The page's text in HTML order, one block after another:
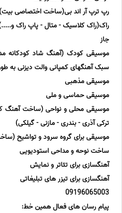
رپ ترپ آر اند بی(ساخت اختصاصی بیت)
راک(راک کلاسیک - متال - پاپ راک
جاز
موسیقی کودک (آهنگ شاد کودکانه
سبک آهنگهای کمپانی والت دیزنی به
موسیقی مذهبی
موسیقی حماسی و ملی
موسیقی محلی و نواحی (ساخت آهنگ
ترکی آذری - بندری - مازنی - گیلکی)
موسیقی برای گروه سرود و تواشیح
ساخت نوحه و مداحی استودیویی
آهنگسازی برای تئاتر و نمایش
آهنگسازی برای تیزر های تبلیغاتی
09196065003
پیام رسان های فعال همین خط: